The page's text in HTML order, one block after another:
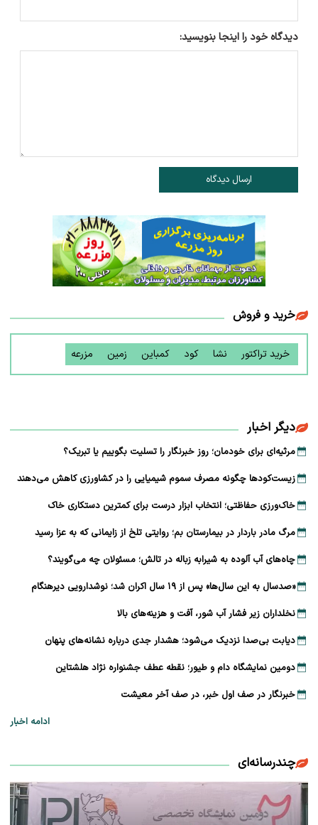
دیدگاه خود را اینجا بنویسید:
ارسال دیدگاه
خرید و فروش
خرید تراکتور نشا کود کمباین زمین مزرعه
دیگر اخبار
مرثیه‌ای برای خودمان؛ روز خبرنگار را تسلیت بگوییم یا تبریک؟
زیست‌کودها چگونه مصرف سموم شیمیایی را در کشاورزی کاهش می‌دهند
خاک‌ورزی حفاظتی؛ انتخاب ابزار درست برای کمترین دستکاری خاک
مرگ مادر باردار در بیمارستان بم؛ روایتی تلخ از زایمانی که به عزا رسید
چاه‌های آب آلوده به شیرابه زباله در تالش؛ مسئولان چه می‌گویند؟
«صدسال به این سال‌ها» پس از ۱۹ سال اکران شد؛ نوشدارویی دیرهنگام
نخلداران زیر فشار آب شور، آفت و هزینه‌های بالا
دیابت بی‌صدا نزدیک می‌شود؛ هشدار جدی درباره نشانه‌های پنهان
دومین نمایشگاه دام و طیور؛ نقطه عطف جشنواره نژاد هلشتاین
خبرنگار در صف اول خبر، در صف آخر معیشت
ادامه اخبار
چندرسانه‌ای